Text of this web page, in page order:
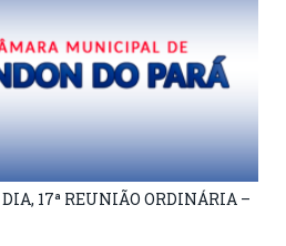
DIA, 17ª REUNIÃO ORDINÁRIA –